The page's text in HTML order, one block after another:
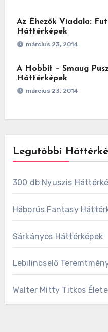
Az Éhezők Viadala:
Háttérképek
március 23, 2014
A Hobbit – Smaug
Háttérképek
március 23, 2014
Legutóbbi
300 db Nyuszis
Háborús Fantasy
Sárkányos Háttérképek
Lebilincselő
Walter Mitty Titkos